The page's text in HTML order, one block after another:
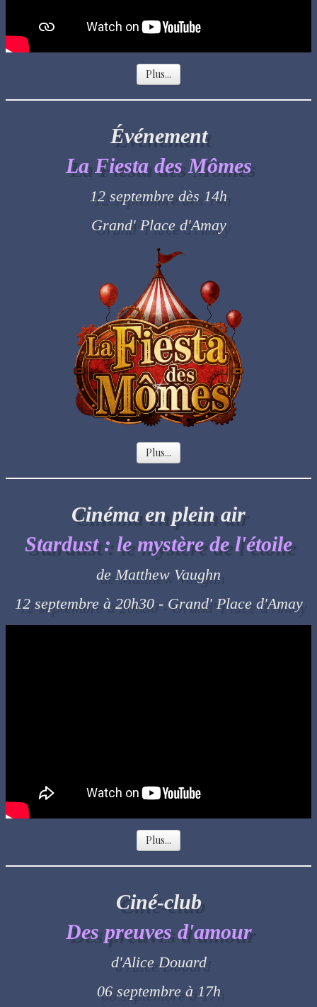
Plus...
Événement
La Fiesta des Mômes
12 septembre dès 14h
Grand' Place d'Amay
Plus...
Cinéma en plein air
Stardust : le mystère de l'étoile
de Matthew Vaughn
12 septembre à 20h30 - Grand' Place d'Amay
Plus...
Ciné-club
Des preuves d'amour
d'Alice Douard
06 septembre à 17h